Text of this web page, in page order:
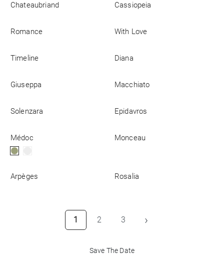
Chateaubriand Cassiopeia
Romance With Love
Timeline Diana
Giuseppa Macchiato
Solenzara Epidavros
Médoc Monceau
Arpèges Rosalia
1 2 3 ›
Save The Date